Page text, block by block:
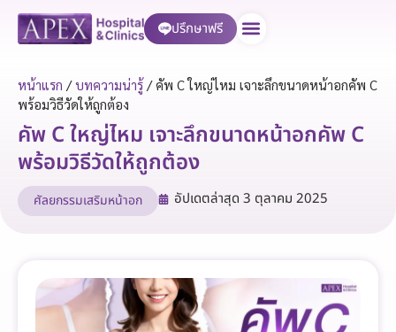
ปรึกษาฟรี
หน้าแรก /บทความน่ารู้/คัพ C ใหญ่ไหม เจาะลึกขนาดหน้าอกคัพ C
พร้อมวิธีวัดให้ถูกต้อง
คัพ C ใหญ่ไหม เจาะลึกขนาดหน้าอกคัพ C
พร้อมวิธีวัดให้ถูกต้อง
ศัลยกรรมเสริมหน้าอก อัปเดตล่าสุด 3 ตุลาคม 2025